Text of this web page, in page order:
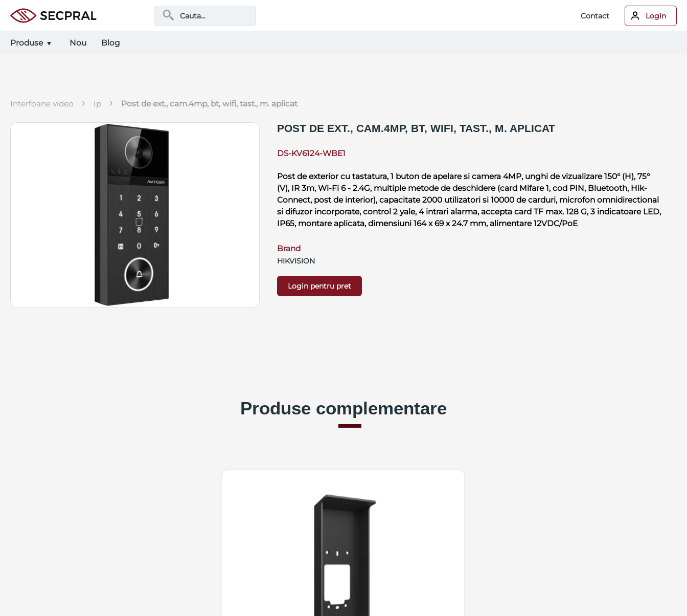
Contact Login
Produse Nou Blog
interfoane video › ip › post de ext., cam.4mp, bt, wifi, tast., m. aplicat
POST DE EXT., CAM.4MP, BT, WIFI, TAST., M. APLICAT
DS-KV6124-WBE1
Post de exterior cu tastatura, 1 buton de apelare si camera 4MP, unghi de vizualizare 150° (H), 75°
(V), IR 3m, Wi-Fi 6 - 2.4G, multiple metode de deschidere (card Mifare 1, cod PIN, Bluetooth, Hik-
Connect, post de interior), capacitate 2000 utilizatori si 10000 de carduri, microfon omnidirectional
si difuzor incorporate, control 2 yale, 4 intrari alarma, accepta card TF max. 128 G, 3 indicatoare LED,
IP65, montare aplicata, dimensiuni 164 x 69 x 24.7 mm, alimentare 12VDC/PoE
Brand
HIKVISION
Login pentru pret
Produse complementare